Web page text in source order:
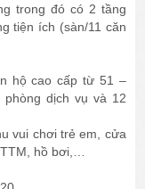
trong đó có 2 tầng
tiện ích (sàn/11 căn
hộ cao cấp từ 51 –
dịch vụ và 12
vui chơi trẻ em, cửa
hồ bơi,…